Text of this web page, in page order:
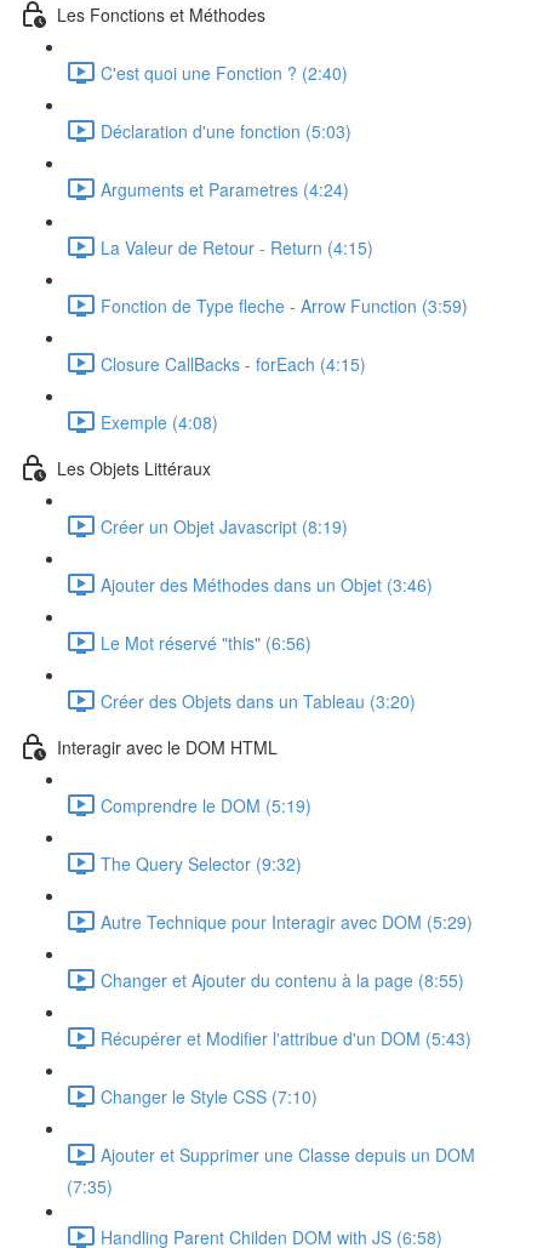
Les Fonctions et Méthodes
C'est quoi une Fonction ? (2:40)
Déclaration d'une fonction (5:03)
Arguments et Parametres (4:24)
La Valeur de Retour - Return (4:15)
Fonction de Type fleche - Arrow Function (3:59)
Closure CallBacks - forEach (4:15)
Exemple (4:08)
Les Objets Littéraux
Créer un Objet Javascript (8:19)
Ajouter des Méthodes dans un Objet (3:46)
Le Mot réservé "this" (6:56)
Créer des Objets dans un Tableau (3:20)
Interagir avec le DOM HTML
Comprendre le DOM (5:19)
The Query Selector (9:32)
Autre Technique pour Interagir avec DOM (5:29)
Changer et Ajouter du contenu à la page (8:55)
Récupérer et Modifier l'attribue d'un DOM (5:43)
Changer le Style CSS (7:10)
Ajouter et Supprimer une Classe depuis un DOM
(7:35)
Handling Parent Childen DOM with JS (6:58)